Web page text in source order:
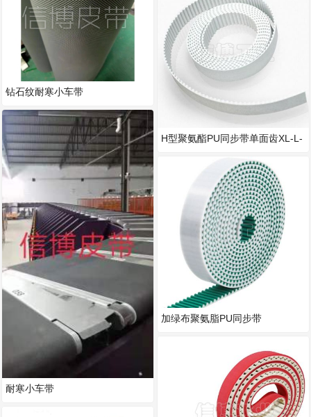
钻石纹耐寒小车带
耐寒小车带
H型聚氨酯PU同步带单面齿XL-L-
加绿布聚氨脂PU同步带